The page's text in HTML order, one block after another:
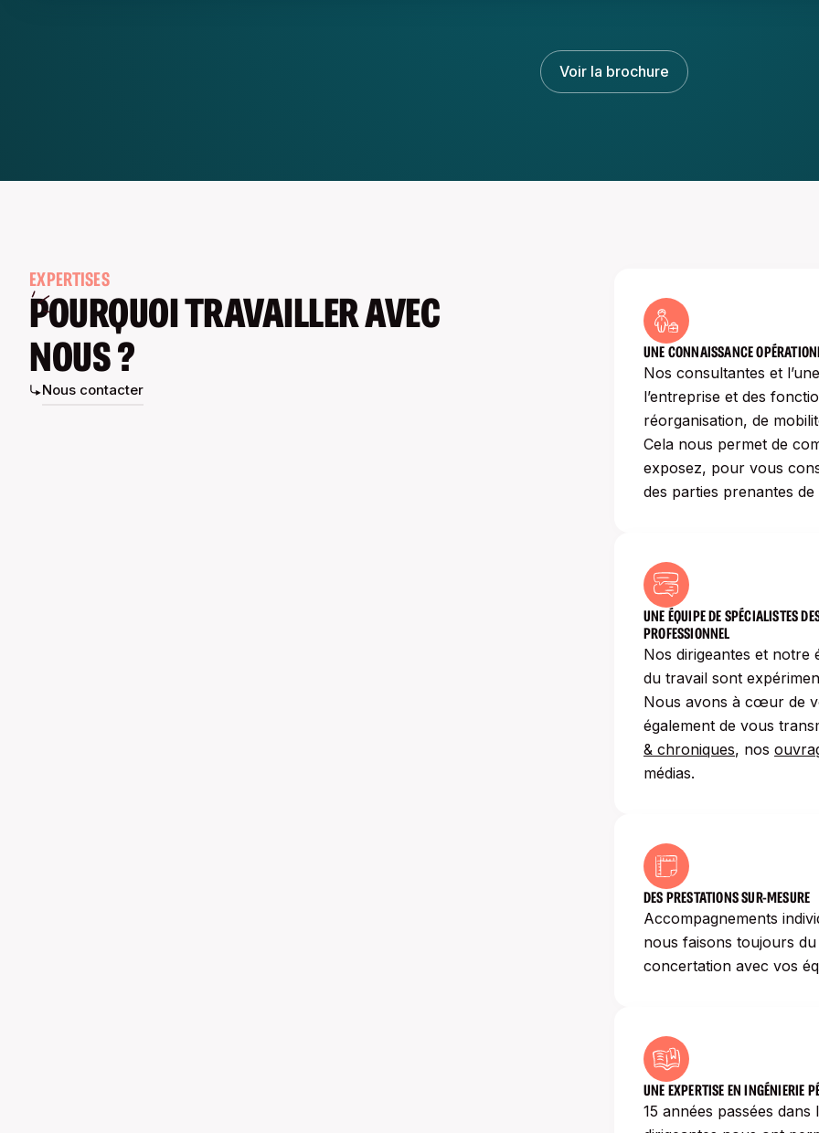
Voir la brochure
EXPERTISES
POURQUOI TRAVAILLER AVEC
NOUS ?
Nous contacter
UNE CONNAISSANCE
Nos consultantes et
l’entreprise et des
réorganisation, de
Cela nous permet de
exposez, pour vous
des parties prenantes
UNE ÉQUIPE DE SPÉCIALISTES
PROFESSIONNEL
Nos dirigeantes et notre
du travail sont
Nous avons à cœur de
également de vous
& chroniques, nos
médias.
DES PRESTATIONS SUR-MESURE
Accompagnements
nous faisons toujours
concertation avec vos
UNE EXPERTISE EN INGÉNIERIE
15 années passées